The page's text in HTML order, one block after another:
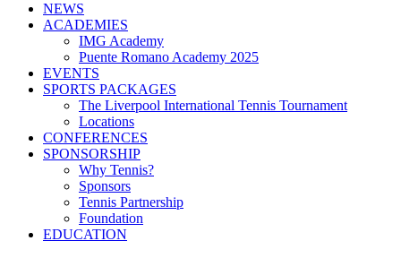
NEWS
ACADEMIES
IMG Academy
Puente Romano Academy 2025
EVENTS
SPORTS PACKAGES
The Liverpool International Tennis Tournament
Locations
CONFERENCES
SPONSORSHIP
Why Tennis?
Sponsors
Tennis Partnership
Foundation
EDUCATION